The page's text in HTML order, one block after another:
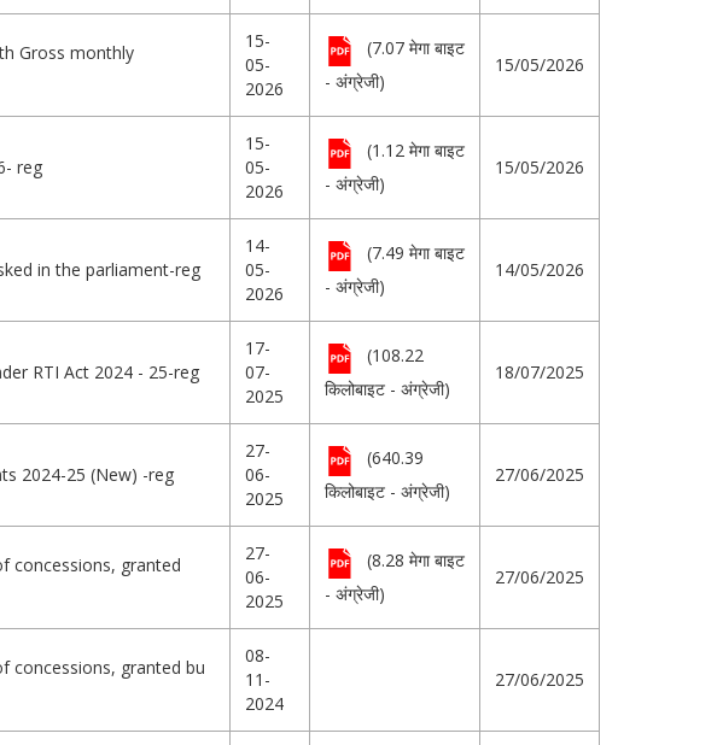
Gross monthly
15-
05-
2026
(7.07 मेगा बाइट
- अंग्रेजी)
15/05/2026
reg
15-
05-
2026
(1.12 मेगा बाइट
- अंग्रेजी)
15/05/2026
in the parliament-reg
14-
05-
2026
(7.49 मेगा बाइट
- अंग्रेजी)
14/05/2026
RTI Act 2024 - 25-reg
17-
07-
2025
(108.22
किलोबाइट - अंग्रेजी)
18/07/2025
2024-25 (New) -reg
27-
06-
2025
(640.39
किलोबाइट - अंग्रेजी)
27/06/2025
concessions, granted
27-
06-
2025
(8.28 मेगा बाइट
- अंग्रेजी)
27/06/2025
concessions, granted bu
08-
11-
2024
27/06/2025